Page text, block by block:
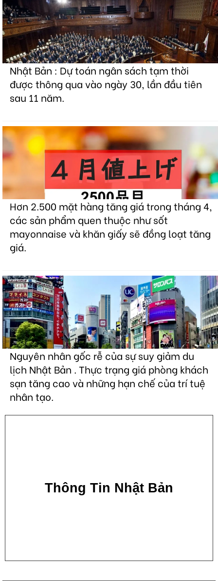
Nhật Bản : Dự toán ngân sách tạm thời
được thông qua vào ngày 30, lần đầu tiên
sau 11 năm.
Hơn 2.500 mặt hàng tăng giá trong tháng 4,
các sản phẩm quen thuộc như sốt
mayonnaise và khăn giấy sẽ đồng loạt tăng
giá.
Nguyên nhân gốc rễ của sự suy giảm du
lịch Nhật Bản . Thực trạng giá phòng khách
sạn tăng cao và những hạn chế của trí tuệ
nhân tạo.
Thông Tin Nhật Bản